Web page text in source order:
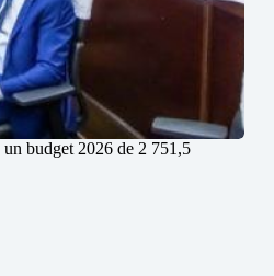
budget 2026 de 2 751,5